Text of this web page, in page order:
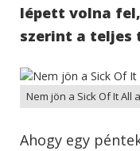
lépett volna
szerint a teljes
Nem jön a Sick Of It All
Ahogy egy